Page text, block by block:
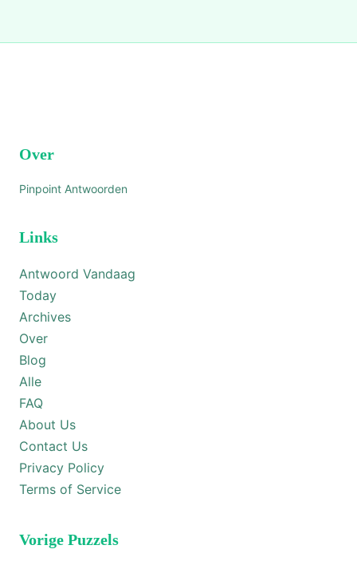
Over
Pinpoint Antwoorden
Links
Antwoord Vandaag
Today
Archives
Over
Blog
Alle
FAQ
About Us
Contact Us
Privacy Policy
Terms of Service
Vorige Puzzels